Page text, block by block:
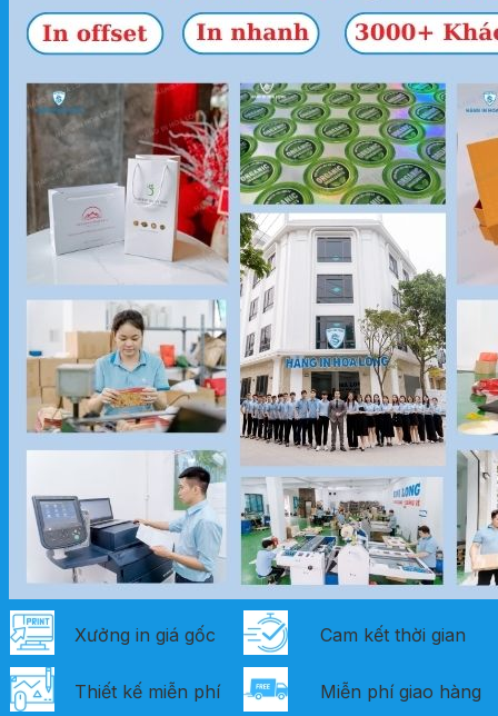
Xưởng in giá gốc Cam kết thời gian
Thiết kế miễn phí
Miễn phí giao hàng